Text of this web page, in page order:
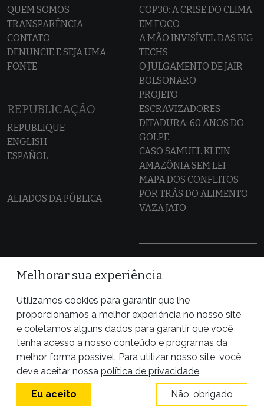
QUEM SOMOS
TRANSPARÊNCIA
CONTATO
DENUNCIE E SEJA UMA
FONTE
REPUBLICAÇÃO
REPUBLIQUE
ENGLISH
ESPAÑOL
ALIADOS DA PÚBLICA
COP30: A CRISE DO CLIMA
EM FOCO
A MÃO INVISÍVEL DAS BIG
TECHS
O JULGAMENTO DE JAIR
BOLSONARO
PROJETO
ESCRAVIZADORES
DITADURA: 60 ANOS DO
GOLPE
CASO SAMUEL KLEIN
AMAZÔNIA SEM LEI
MAPA DOS CONFLITOS
POR TRÁS DO ALIMENTO
VAZA JATO
Melhorar sua experiência
Utilizamos cookies para garantir que lhe
proporcionamos a melhor experiência no nosso site
e coletamos alguns dados para garantir que você
tenha acesso a nosso conteúdo e programas da
melhor forma possível. Para utilizar nosso site, você
deve aceitar nossa política de privacidade.
Eu aceito Não, obrigado